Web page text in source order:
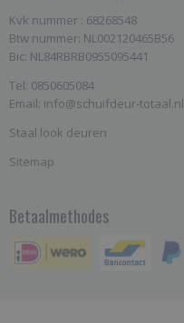
Kvk nummer : 68268548
Btw nummer: NL002120465B56
Bic: NL84RBRB0955095441
Tel: 0850605084
Email: info@schuifdeur-totaal.nl
Staal look deuren
Sitemap
Betaalmethodes